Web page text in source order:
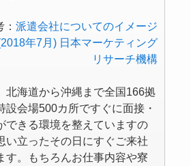
：派遣会社についてのイメージ
年7月) 日本マーケティング
リサーチ機構
北海道から沖縄まで全国166拠
設会場500カ所ですぐに面接・
できる環境を整えていますの
い立ったその日にすぐご来社
す。もちろんお仕事内容や寮